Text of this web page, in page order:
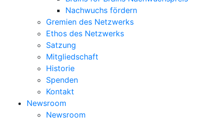
Nachwuchs fördern
Gremien des Netzwerks
Ethos des Netzwerks
Satzung
Mitgliedschaft
Historie
Spenden
Kontakt
Newsroom
Newsroom